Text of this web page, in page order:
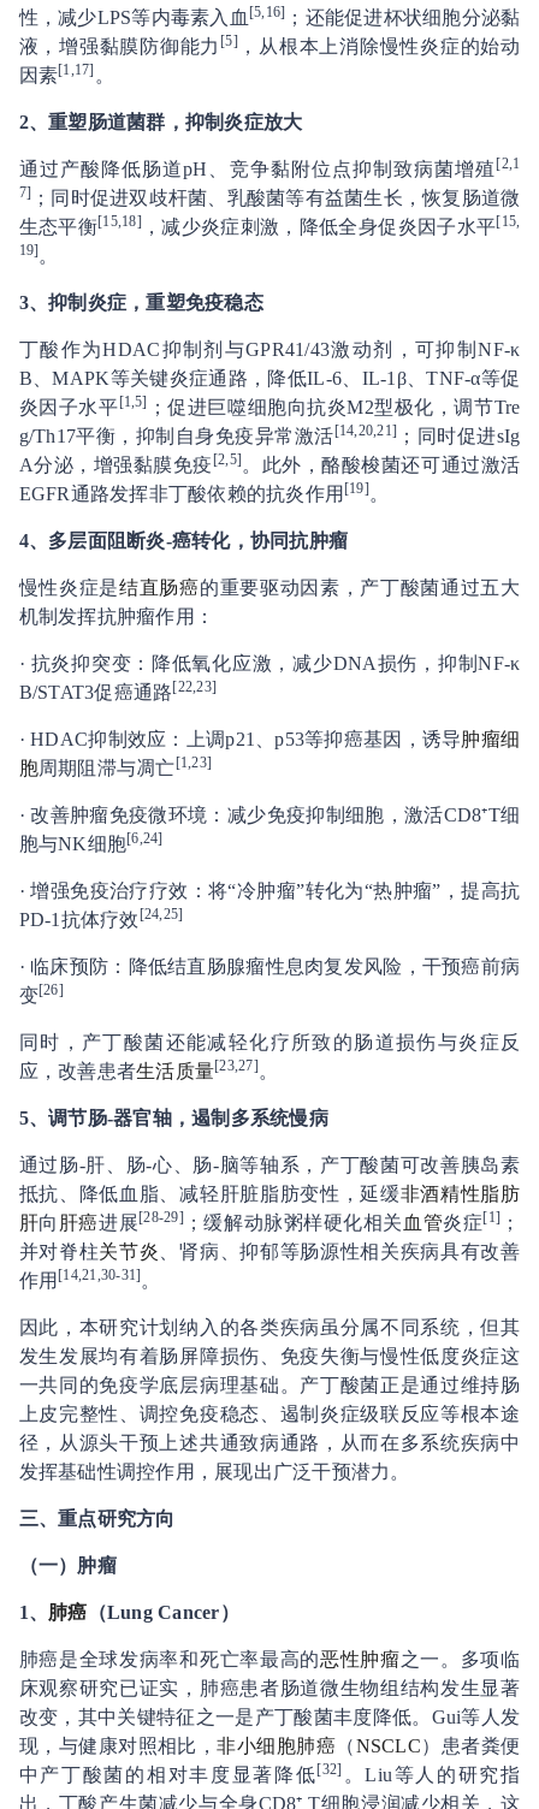
性，减少LPS等内毒素入血 [5,16] ；还能促进杯状细胞分泌黏
液，增强黏膜防御能力 [5] ，从根本上消除慢性炎症的始动
因素[1,17] 。
2、重塑肠道菌群，抑制炎症放大
通过产酸降低肠道pH、竞争黏附位点抑制致病菌增殖 [2,1
7] ；同时促进双歧杆菌、乳酸菌等有益菌生长，恢复肠道微
生态平衡[15,18] ，减少炎症刺激，降低全身促炎因子水平[15,
19] 。
3、抑制炎症 ，重塑免疫稳态
丁酸作为HDAC抑制剂与GPR41/43激动剂，可抑制NF-κ
B、MAPK等关键炎症通路，降低IL-6、IL-1β、TNF-α等促
炎因子水平[1,5]
；促进巨噬细胞向抗炎M2型极化，调节Tre
g/Th17平衡，抑制自身免疫异常激活[14,20,21] ；同时促进sIg
A分泌，增强黏膜免疫 [2,5] 。此外，酪酸梭菌还可通过激活
EGFR通路发挥非丁酸依赖的抗炎作用 [19] 。
4、 多层面阻断炎-癌转化，协同抗肿瘤
慢性炎症是结直肠癌的重要驱动因素，产丁酸菌通过五大
机制发挥抗肿瘤作用：
· 抗炎抑突变：降低氧化应激，减少DNA损伤，抑制NF-κ
B/STAT3促癌通路[22,23]
· HDAC抑制效应：上调p21、p53等抑癌基因，诱导肿瘤细
胞周期阻滞与凋亡[1,23]
· 改善肿瘤免疫微环境：减少免疫抑制细胞，激活CD8⁺T细
胞与NK细胞[6,24]
· 增强免疫治疗疗效：将“冷肿瘤”转化为“热肿瘤”，提高抗
PD-1抗体疗效 [24,25]
· 临床预防：降低结直肠腺瘤性息肉复发风险，干预癌前病
变[26]
同时，产丁酸菌还能减轻化疗所致的肠道损伤与炎症反
应，改善患者生活质量[23,27] 。
5、调节肠-器官轴，遏制多系统慢病
通过肠-肝、肠-心、肠-脑等轴系，产丁酸菌可改善胰岛素
抵抗、降低血脂、减轻肝脏脂肪变性，延缓非酒精性 脂肪
肝向 肝癌进展[28-29] ；缓解动脉粥样硬化相关 血管炎症[1] ；
并对脊柱关节炎 、肾病、抑郁等肠源性相关疾病具有改善
作用 [14,21,30-31] 。
因此，本研究计划纳入的各类疾病虽分属不同系统，但其
发生发展均有着肠屏障损伤、免疫失衡与慢性低度炎症这
一共同的免疫学底层病理基础。产丁酸菌正是通过维持肠
上皮完整性、调控免疫稳态、遏制炎症级联反应等根本途
径，从源头干预上述共通致病通路，从而在多系统疾病中
发挥基础性调控作用，展现出广泛干预潜力。
三、重点研究方向
（一）肿瘤
1、 肺癌 （Lung Cancer）
肺癌是全球发病率和死亡率最高的恶性肿瘤之一。多项临
床观察研究已证实，肺癌患者肠道微生物组结构发生显著
改变，其中关键特征之一是产丁酸菌丰度降低。Gui等人发
现，与健康对照相比，非小细胞肺癌 （NSCLC）患者粪便
中产丁酸菌的相对丰度显著降低[32] 。Liu等人的研究指
出，丁酸产生菌减少与全身CD8⁺ T细胞浸润减少相关，这